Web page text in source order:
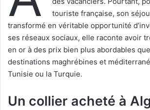
touriste française, son
transformé en véritable opportunité
ses réseaux sociaux, elle raconte avoir
en or à des prix bien plus abordables
destinations maghrébines et
Tunisie ou la Turquie.
Un collier acheté à